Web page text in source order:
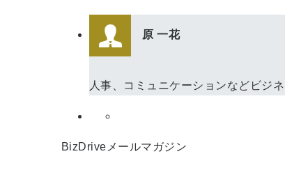
原 一花
人事、コミュニケーションなどビジ
BizDriveメールマガジン